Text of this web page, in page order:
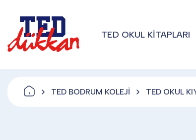
TED OKUL KİTAPLARI
TED BODRUM KOLEJİ TED OKUL